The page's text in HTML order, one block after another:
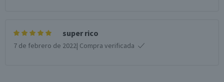
super rico
7 de febrero de 2022| Compra verificada